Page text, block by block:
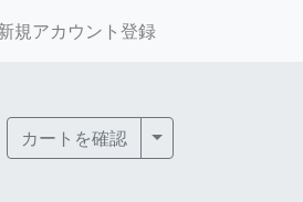
規アカウント登録
カートを確認 Toggle Dropdown